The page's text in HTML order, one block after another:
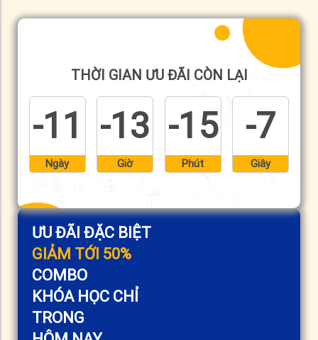
ƯU ĐÃI ĐẶC BIỆT
GIẢM TỚI 50%
COMBO
KHÓA HỌC CHỈ
TRONG
THỜI GIAN ƯU ĐÃI CÒN LẠI
-11
Ngày
-13
Giờ
-15
Phút
-7
Giây